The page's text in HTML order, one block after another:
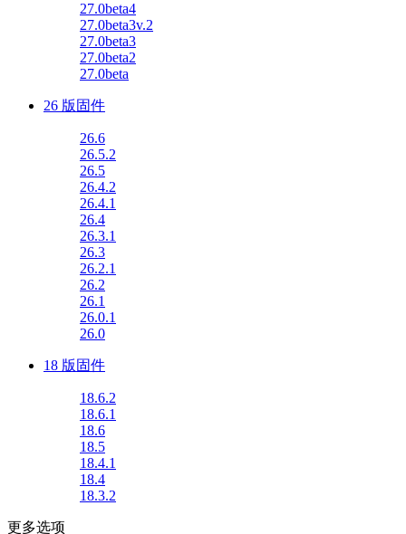
27.0beta4
27.0beta3v.2
27.0beta3
27.0beta2
27.0beta
26 版固件
26.6
26.5.2
26.5
26.4.2
26.4.1
26.4
26.3.1
26.3
26.2.1
26.2
26.1
26.0.1
26.0
18 版固件
18.6.2
18.6.1
18.6
18.5
18.4.1
18.4
18.3.2
更多选项